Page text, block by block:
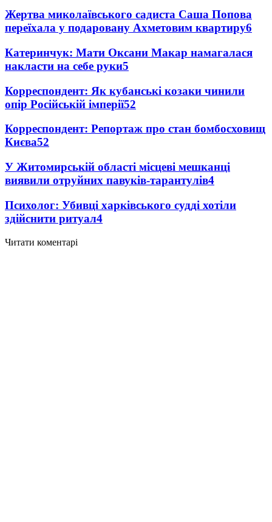
Жертва миколаївського садиста Саша Попова
переїхала у подаровану Ахметовим квартиру6
Катеринчук: Мати Оксани Макар намагалася
накласти на себе руки5
Корреспондент: Як кубанські козаки чинили
опір Російській імперії52
Корреспондент: Репортаж про стан бомбосховищ
Києва52
У Житомирській області місцеві мешканці
виявили отруйних павуків-тарантулів4
Психолог: Убивці харківського судді хотіли
здійснити ритуал4
Читати коментарі